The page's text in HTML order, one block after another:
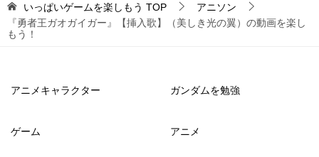
いっぱいゲームを楽しもう TOP
アニソン
『勇者王ガオガイガー』【挿入歌】（美しき光の翼）の動画を楽し
もう！
アニメキャラクター ガンダムを勉強
ゲーム アニメ